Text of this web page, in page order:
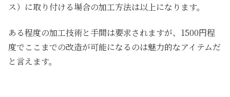
ス）に取り付ける場合の加工方法は以上になります。
ある程度の加工技術と手間は要求されますが、1500円程
度でここまでの改造が可能になるのは魅力的なアイテムだ
と言えます。